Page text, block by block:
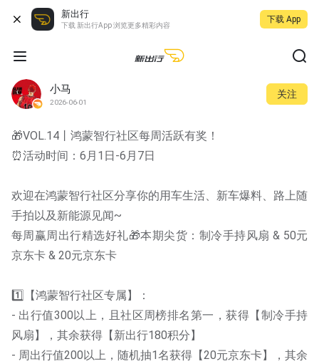
新出行
下载 新出行App 浏览更多精彩内容
下载 App
小马
2026-06-01
关注
🎁VOL.14丨鸿蒙智行社区每周活跃有奖！
⏰活动时间：6月1日-6月7日
欢迎在鸿蒙智行社区分享你的用车生活、新车爆料、路上随
手拍以及新能源见闻~
每周赢周出行精选好礼🎁本期尖货：制冷手持风扇 & 50元
京东卡 & 20元京东卡
1️⃣【鸿蒙智行社区专属】：
- 出行值300以上，且社区周榜排名第一，获得【制冷手持
风扇】，其余获得【新出行180积分】
- 周出行值200以上，随机抽1名获得【20元京东卡】，其余